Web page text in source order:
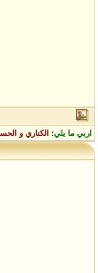
اربي ما يلي: الكناري و